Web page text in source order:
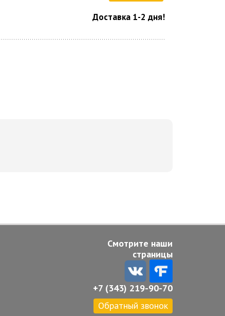
Доставка 1-2 дня!
Смотрите наши
страницы
+7 (343) 219-90-70
Обратный звонок